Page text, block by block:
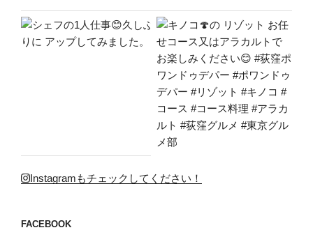
Instagramもチェックしてください！
FACEBOOK